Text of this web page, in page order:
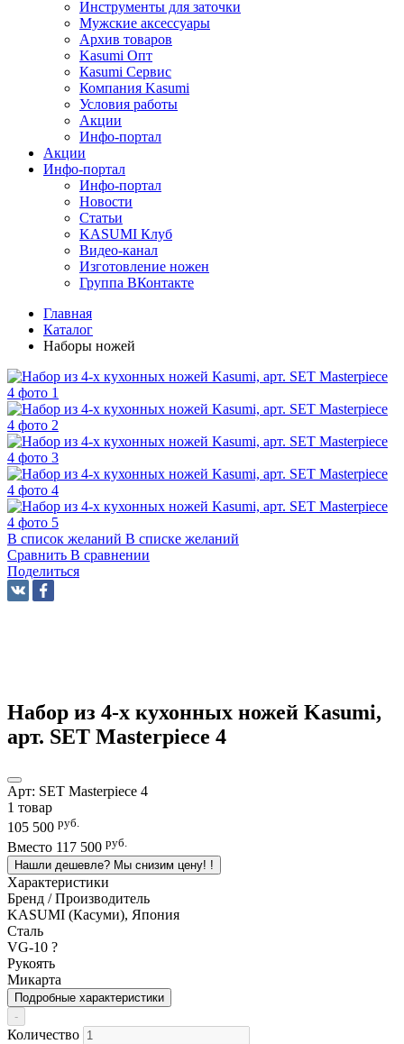
Инструменты для заточки
Мужские аксессуары
Архив товаров
Kasumi Опт
Кasumi Сервис
Компания Kasumi
Условия работы
Акции
Инфо-портал
Акции
Инфо-портал
Инфо-портал
Новости
Статьи
KASUMI Клуб
Видео-канал
Изготовление ножен
Группа ВКонтакте
Главная
Каталог
Наборы ножей
В список желаний В списке желаний
Сравнить В сравнении
Поделиться
Набор из 4-х кухонных ножей Kasumi,
арт. SET Masterpiece 4
Арт: SET Masterpiece 4
1 товар
105 500 руб.
Вместо 117 500 руб.
Нашли дешевле? Мы снизим цену! !
Характеристики
Бренд / Производитель
KASUMI (Касуми), Япония
Сталь
VG-10 ?
Рукоять
Микарта
Подробные характеристики
-
Количество